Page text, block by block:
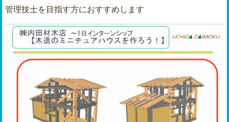
管理技士を目指す方におすすめします